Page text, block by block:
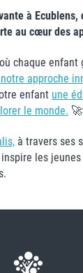
à Ecublens,
au cœur des
chaque
approche
enfant une
le monde.
à travers ses
inspire les